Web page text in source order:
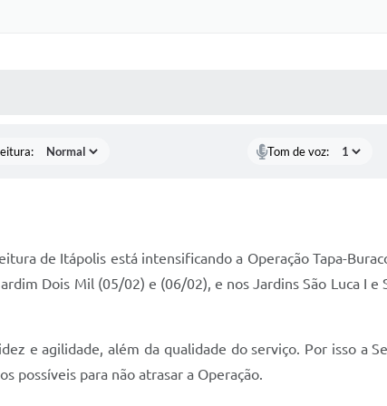
Tom de voz:
de Itápolis está intensificando a Operação Tapa-
Dois Mil (05/02) e (06/02), e nos Jardins São Luca I e
e agilidade, além da qualidade do serviço. Por isso a
possíveis para não atrasar a Operação.